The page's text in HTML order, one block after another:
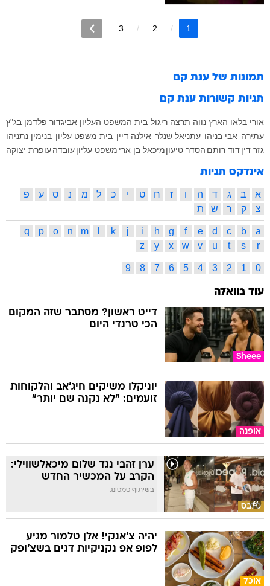
1
2
3
תמונות של ענת קם
תגיות קשורות ענת קם
אורי בלאו הארץ נווה תרצה ריגול בית המשפט העליון אביגדור פלדמן בג"ץ
עתירה אבי בניהו עתניאל שנלר אילנה דיין בית משפט עליון בנימין נתניהו
גזר דיןדוד רותם הסדר טיעוןמיכאל בן ארי משפט עליוןעובדהעופרת יצוקה
אינדקס תגיות
א ב ג ד ה ו ז ח ט י כ ל מ נ ס ע
פ
צ
ק ר ש ת
a
b
c
d
e
f
g
h
i
j
k
m
n
o
p
q
r
s
t
u
v
w
x
y
z
0
1
2
3
4
5
6
7
8
9
עוד בוואלה
Sheee
דייט ראשון? מסתבר שזה המקום
הכי טרנדי היום
אופנה
יוניקלו משיקים חיג'אב והלקוחות
זועמים: "לא נקנה שם יותר"
סלבס
ערן זהבי נגד שלום מיכאלשווילי:
הקרב על המכשיר החדש
בשיתוף סמסונג
אוכל
יהיה צ'אנקי! אלן טלמור מגיע
לפופ אפ נקניקיות דגים בשצ'ופק